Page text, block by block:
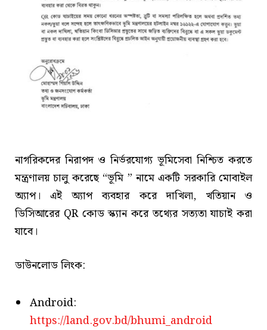
নাগরিকদের নিরাপদ ও নির্ভরযোগ্য ভূমিসেবা নিশ্চিত করতে
মন্ত্রণালয় চালু করেছে “ভূমি ” নামে একটি সরকারি মোবাইল
অ্যাপ। এই অ্যাপ ব্যবহার করে দাখিলা, খতিয়ান ও
ডিসিআরের QR কোড স্ক্যান করে তথ্যের সত্যতা যাচাই করা
যাবে।
ডাউনলোড লিংক:
Android:
https://land.gov.bd/bhumi_android